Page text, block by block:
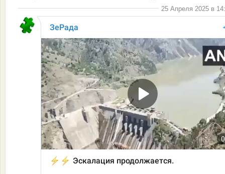
25 Апреля 2025 в